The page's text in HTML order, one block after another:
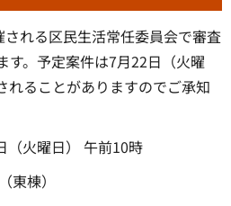
れる区民生活常任委員会で審査
す。予定案件は7月22日（火曜
れることがありますのでご承知
（火曜日） 午前10時
東棟）